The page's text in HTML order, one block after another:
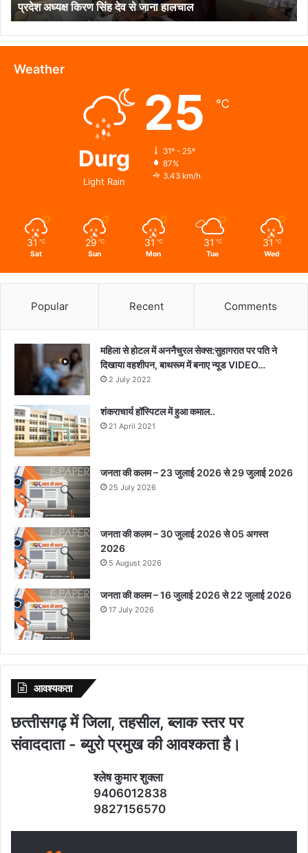
प्रदेश
अध्यक्ष
किरण
सिंह
देव
प्रदेश अध्यक्ष किरण सिंह देव से जाना हालचाल
Weather
Durg
Light Rain
25 ℃
31º - 25º
87%
3.43 km/h
31 ℃
Sat
29 ℃
Sun
31 ℃
Mon
31 ℃
Tue
31 ℃
Wed
Popular Recent Comments
महिला से होटल में अननैचुरल सेक्स:सुहागरात पर पति ने
दिखाया वहशीपन, बाथरूम में बनाए न्यूड VIDEO…
2 July 2022
शंकराचार्य हॉस्पिटल में हुआ कमाल..
21 April 2021
जनता की कलम – 23 जुलाई 2026 से 29 जुलाई 2026
25 July 2026
जनता की कलम – 30 जुलाई 2026 से 05 अगस्त
2026
5 August 2026
जनता की कलम – 16 जुलाई 2026 से 22 जुलाई 2026
17 July 2026
आवश्‍यकता
छत्‍तीसगढ़ में जिला, तहसील, ब्‍लाक स्‍तर पर
संवाददाता - ब्‍युरो प्रमुख की आवश्‍कता है।
श्‍लेष कुमार शुक्‍ला
9406012838
9827156570